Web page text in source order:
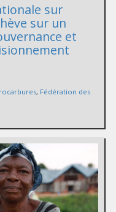
sur
sur un
et
, Fédération des